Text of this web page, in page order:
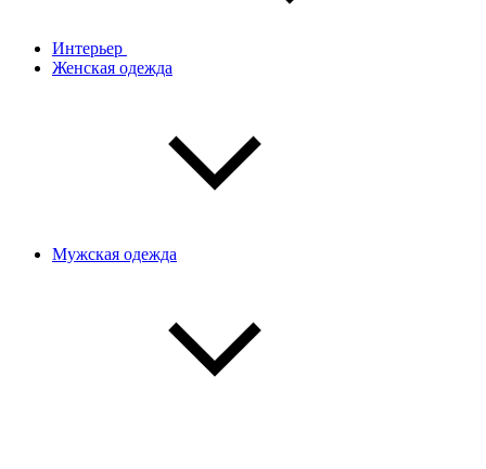
Интерьер
Женская одежда
Мужская одежда